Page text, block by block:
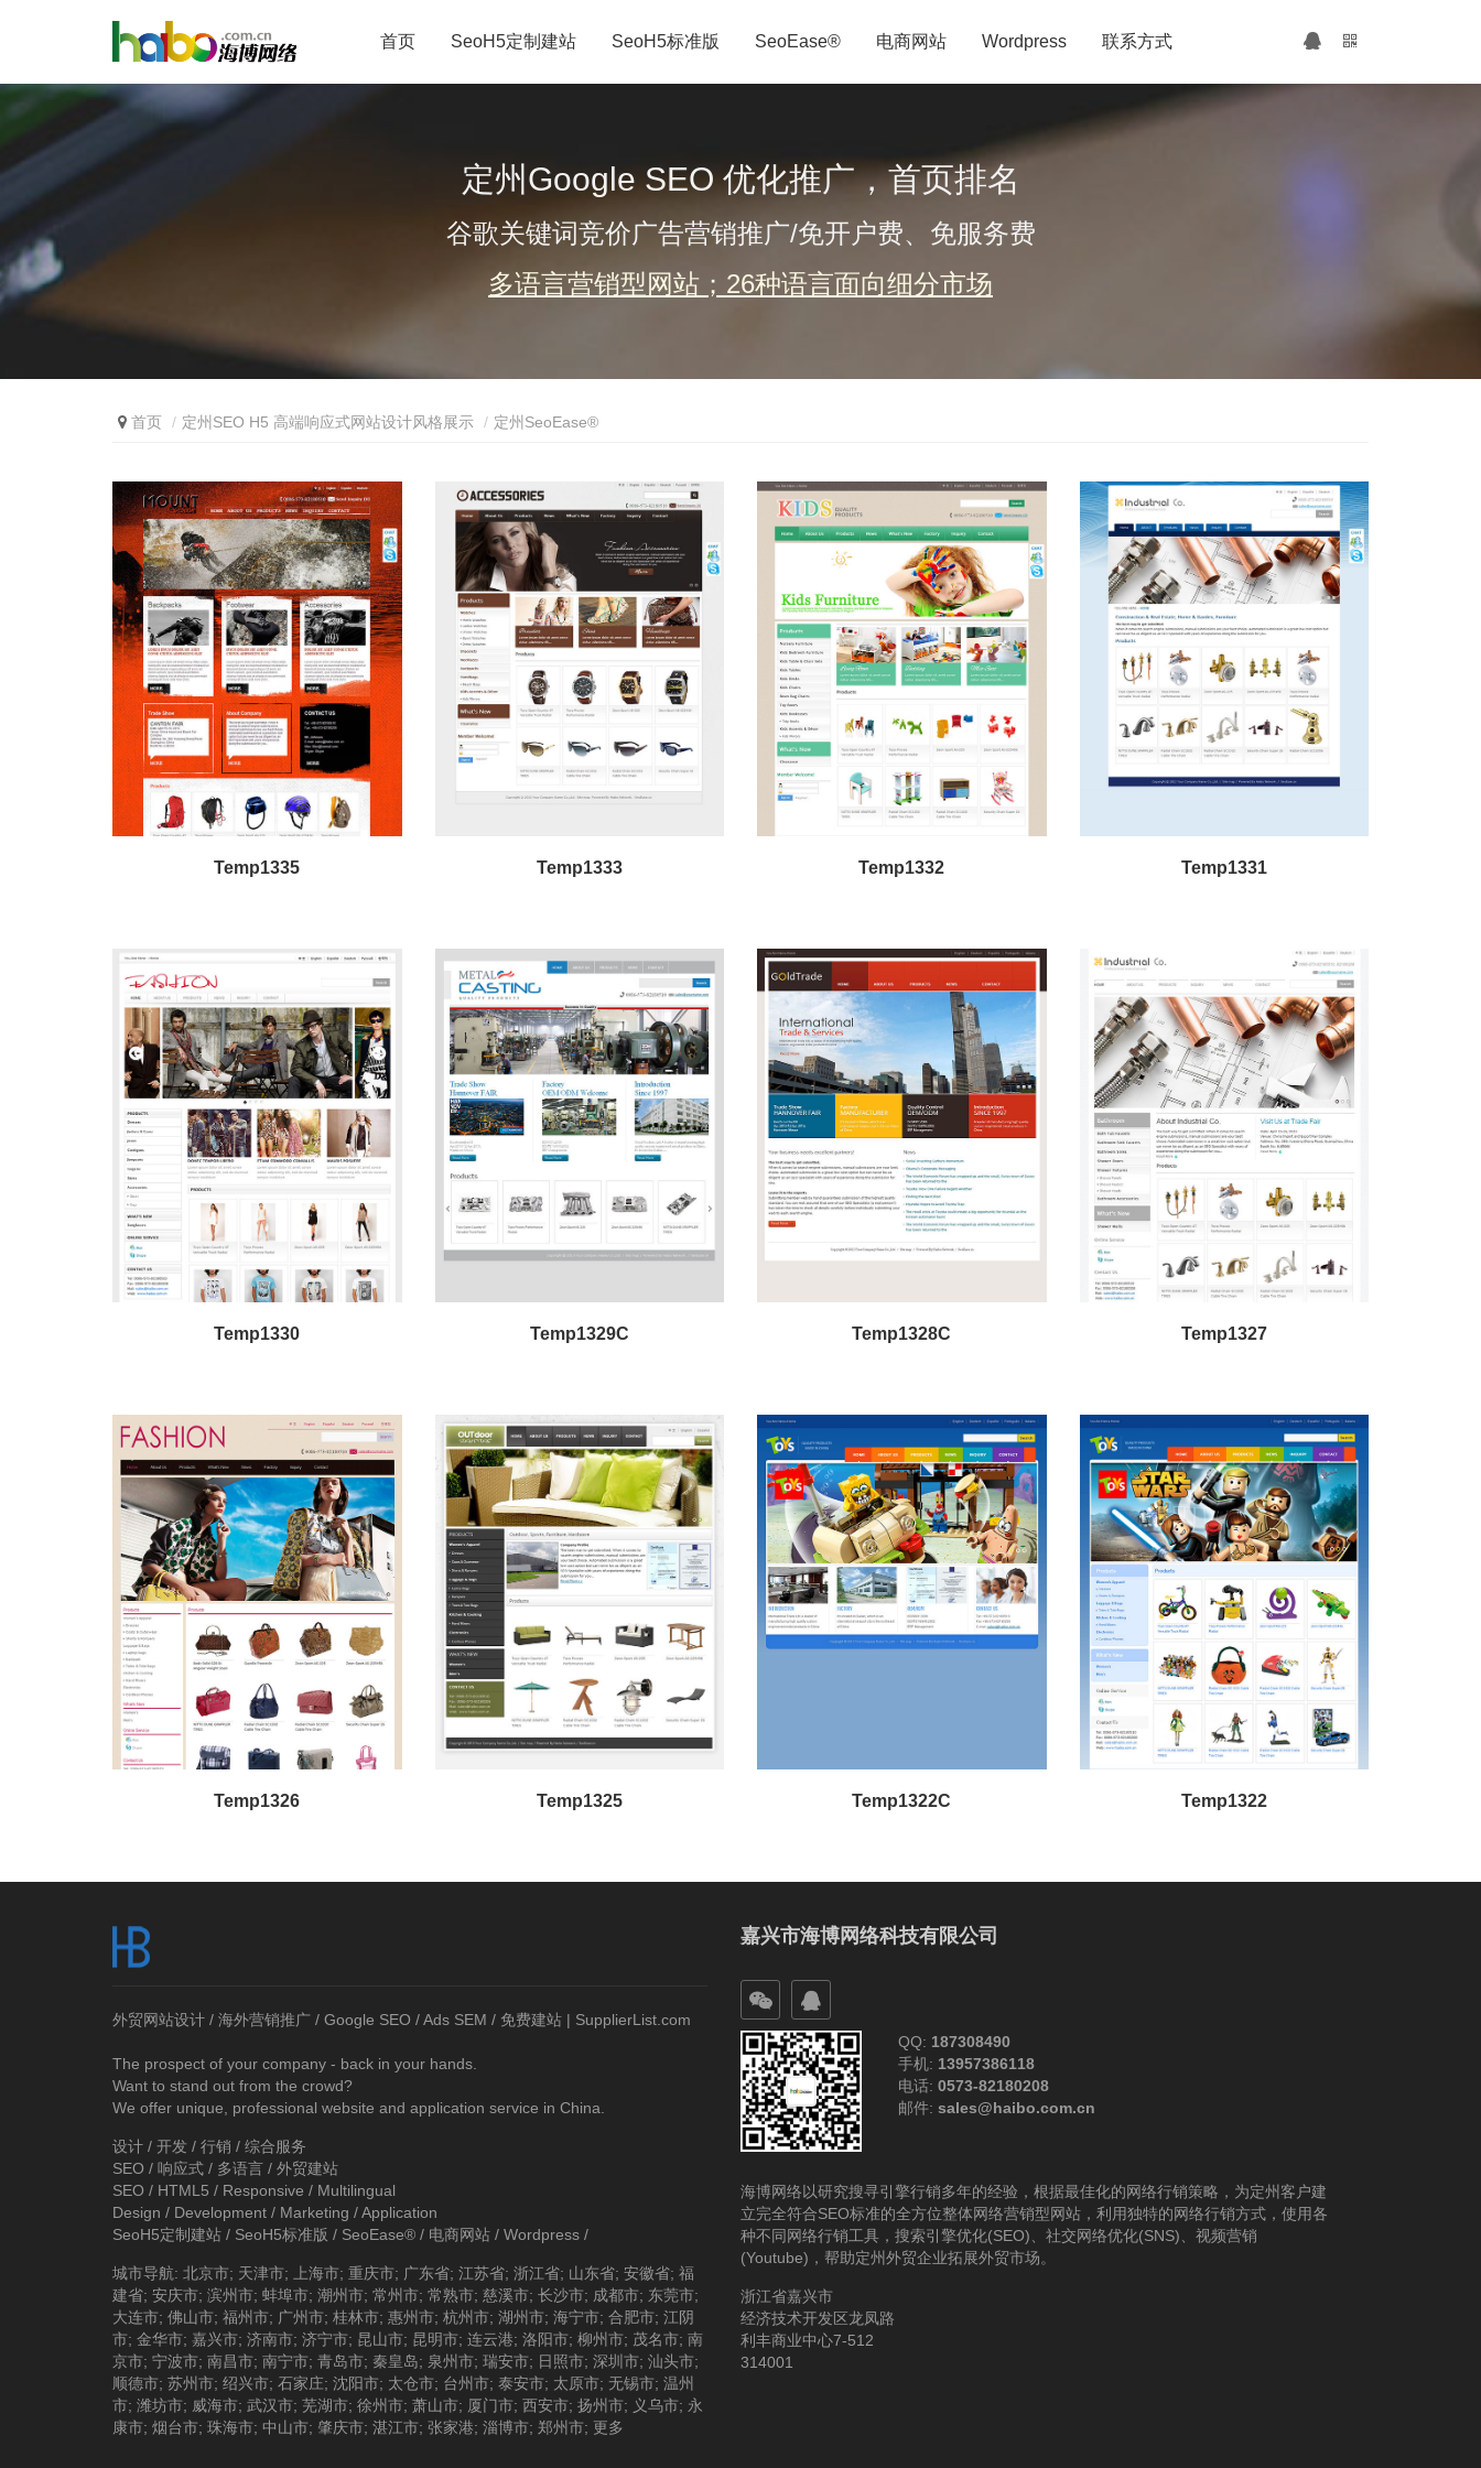
首页 SeoH5定制建站 SeoH5标准版 SeoEase® 电商网站 Wordpress 联系方式
定州Google SEO 优化推广，首页排名
谷歌关键词竞价广告营销推广/免开户费、免服务费
多语言营销型网站；26种语言面向细分市场
首页 定州SEO H5 高端响应式网站设计风格展示 定州SeoEase®
Temp1335 Temp1333 Temp1332 Temp1331
Temp1330 Temp1329C Temp1328C Temp1327
Temp1326 Temp1325 Temp1322C Temp1322
外贸网站设计 / 海外营销推广 / Google SEO /Ads SEM / 免费建站 | SupplierList.com
The prospect of your company - back in your hands.
Want to stand out from the crowd?
We offer unique, professional website and application service in China.
设计 / 开发 / 行销 / 综合服务
SEO / 响应式 / 多语言 / 外贸建站
SEO / HTML5 / Responsive / Multilingual
Design / Development / Marketing / Application
SeoH5定制建站 / SeoH5标准版 / SeoEase® / 电商网站 / Wordpress /
城市导航: 北京市; 天津市; 上海市; 重庆市; 广东省; 江苏省; 浙江省; 山东省; 安徽省; 福
建省; 安庆市; 滨州市; 蚌埠市; 潮州市; 常州市; 常熟市; 慈溪市; 长沙市; 成都市; 东莞市;
大连市; 佛山市; 福州市; 广州市; 桂林市; 惠州市; 杭州市; 湖州市; 海宁市; 合肥市; 江阴
市; 金华市; 嘉兴市; 济南市; 济宁市; 昆山市; 昆明市; 连云港; 洛阳市; 柳州市; 茂名市; 南
京市; 宁波市; 南昌市; 南宁市; 青岛市; 秦皇岛; 泉州市; 瑞安市; 日照市; 深圳市; 汕头市;
顺德市; 苏州市; 绍兴市; 石家庄; 沈阳市; 太仓市; 台州市; 泰安市; 太原市; 无锡市; 温州
市; 潍坊市; 威海市; 武汉市; 芜湖市; 徐州市; 萧山市; 厦门市; 西安市; 扬州市; 义乌市; 永
康市; 烟台市; 珠海市; 中山市; 肇庆市; 湛江市; 张家港; 淄博市; 郑州市; 更多
嘉兴市海博网络科技有限公司
QQ: 187308490
手机: 13957386118
电话: 0573-82180208
邮件: sales@haibo.com.cn
海博网络以研究搜寻引擎行销多年的经验，根据最佳化的网络行销策略，为定州客户建
立完全符合SEO标准的全方位整体网络营销型网站，利用独特的网络行销方式，使用各
种不同网络行销工具，搜索引擎优化(SEO)、社交网络优化(SNS)、视频营销
(Youtube)，帮助定州外贸企业拓展外贸市场。
浙江省嘉兴市
经济技术开发区龙凤路
利丰商业中心7-512
314001